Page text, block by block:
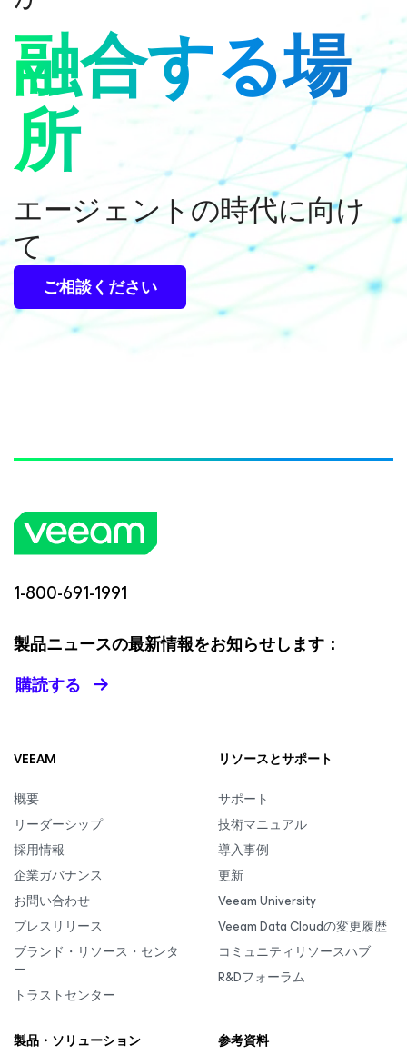
融合する場
所
エージェントの時代に向け
て
ご相談ください
1-800-691-1991
製品ニュースの最新情報をお知らせします：
購読する
VEEAM
概要
リーダーシップ
採用情報
企業ガバナンス
お問い合わせ
プレスリリース
ブランド・リソース・センタ
ー
トラストセンター
リソースとサポート
サポート
技術マニュアル
導入事例
更新
Veeam University
Veeam Data Cloudの変更履歴
コミュニティリソースハブ
R&Dフォーラム
製品・ソリューション
参考資料